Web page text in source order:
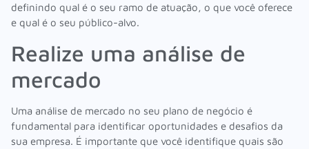
definindo qual é o seu ramo de atuação, o que você oferece
e qual é o seu público-alvo.
Realize uma análise de
mercado
Uma análise de mercado no seu plano de negócio é
fundamental para identificar oportunidades e desafios da
sua empresa. É importante que você identifique quais são